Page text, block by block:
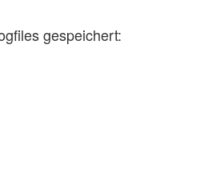
gespeichert: